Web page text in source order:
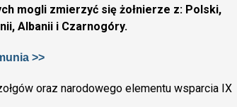
mogli zmierzyć się żołnierze z: Polski,
Albanii i Czarnogóry.
>>
oraz narodowego elementu wsparcia IX